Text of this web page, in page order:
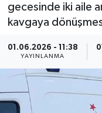
gecesinde iki aile
kavgaya
01.06.2026 - 11:38
YAYINLANMA
Sağlık
Si̇yaset
Spor
Yaşam
Son Dakika
Haber Arşivi